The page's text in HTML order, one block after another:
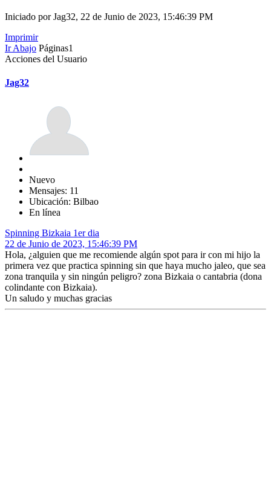
Iniciado por Jag32, 22 de Junio de 2023, 15:46:39 PM
Imprimir
Ir Abajo Páginas1
Acciones del Usuario
Jag32
Nuevo
Mensajes: 11
Ubicación: Bilbao
En línea
Spinning Bizkaia 1er dia
22 de Junio de 2023, 15:46:39 PM
Hola, ¿alguien que me recomiende algún spot para ir con mi hijo la
primera vez que practica spinning sin que haya mucho jaleo, que sea
zona tranquila y sin ningún peligro? zona Bizkaia o cantabria (dona
colindante con Bizkaia).
Un saludo y muchas gracias